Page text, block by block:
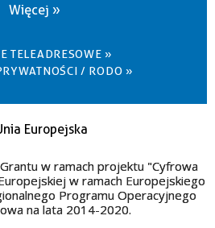
Więcej »
TELEADRESOWE »
/ RODO »
w ramach projektu "Cyfrowa
w ramach Europejskiego
Programu Operacyjnego
na lata 2014-2020.